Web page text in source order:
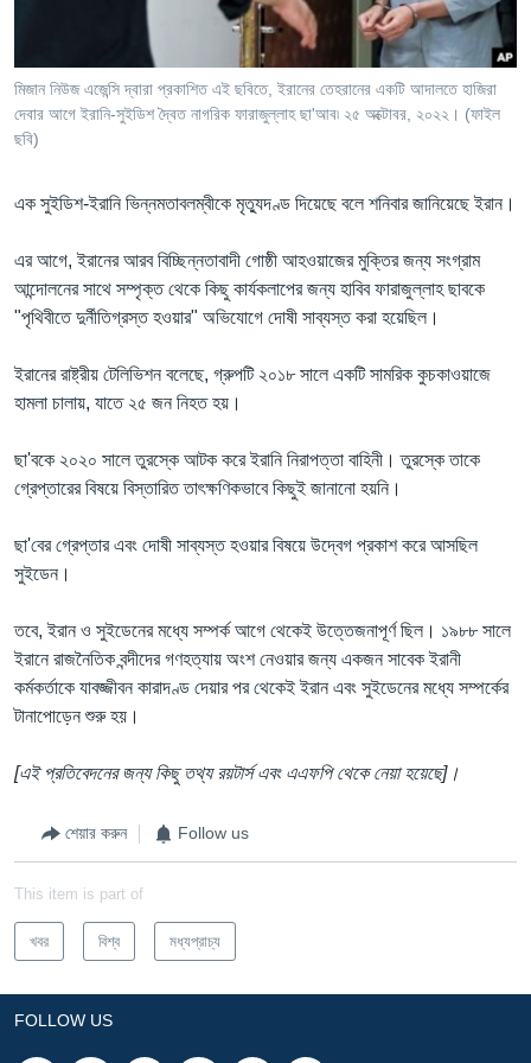
Learning English
FOLLOW US
অন্য ভাষায় ওয়েব সাইট
মিজান নিউজ এজেন্সি দ্বারা প্রকাশিত এই ছবিতে, ইরানের তেহরানের একটি আদালতে হাজিরা
দেবার আগে ইরানি-সুইডিশ দ্বৈত নাগরিক ফারাজুল্লাহ ছা'আব৷ ২৫ অক্টোবর, ২০২২। (ফাইল
ছবি)
এক সুইডিশ-ইরানি ভিন্নমতাবলম্বীকে মৃত্যুদণ্ড দিয়েছে বলে শনিবার জানিয়েছে ইরান।
এর আগে, ইরানের আরব বিচ্ছিন্নতাবাদী গোষ্ঠী আহওয়াজের মুক্তির জন্য সংগ্রাম
আন্দোলনের সাথে সম্পৃক্ত থেকে কিছু কার্যকলাপের জন্য হাবিব ফারাজুল্লাহ ছাবকে
"পৃথিবীতে দুর্নীতিগ্রস্ত হওয়ার" অভিযোগে দোষী সাব্যস্ত করা হয়েছিল।
ইরানের রাষ্ট্রীয় টেলিভিশন বলেছে, গ্রুপটি ২০১৮ সালে একটি সামরিক কুচকাওয়াজে
হামলা চালায়, যাতে ২৫ জন নিহত হয়।
ছা'বকে ২০২০ সালে তুরস্কে আটক করে ইরানি নিরাপত্তা বাহিনী। তুরস্কে তাকে
গ্রেপ্তারের বিষয়ে বিস্তারিত তাৎক্ষণিকভাবে কিছুই জানানো হয়নি।
ছা'বের গ্রেপ্তার এবং দোষী সাব্যস্ত হওয়ার বিষয়ে উদ্বেগ প্রকাশ করে আসছিল
সুইডেন।
তবে, ইরান ও সুইডেনের মধ্যে সম্পর্ক আগে থেকেই উত্তেজনাপূর্ণ ছিল। ১৯৮৮ সালে
ইরানে রাজনৈতিক বন্দীদের গণহত্যায় অংশ নেওয়ার জন্য একজন সাবেক ইরানী
কর্মকর্তাকে যাবজ্জীবন কারাদণ্ড দেয়ার পর থেকেই ইরান এবং সুইডেনের মধ্যে সম্পর্কের
টানাপোড়েন শুরু হয়।
[এই প্রতিবেদনের জন্য কিছু তথ্য রয়টার্স এবং এএফপি থেকে নেয়া হয়েছে]।
শেয়ার করুন Follow us
This item is part of
খবর বিশ্ব মধ্যপ্রাচ্য
FOLLOW US